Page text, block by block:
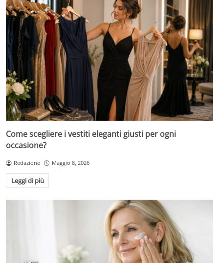
Come scegliere i vestiti eleganti giusti per ogni
occasione?
Redazione Maggio 8, 2026
Leggi di più